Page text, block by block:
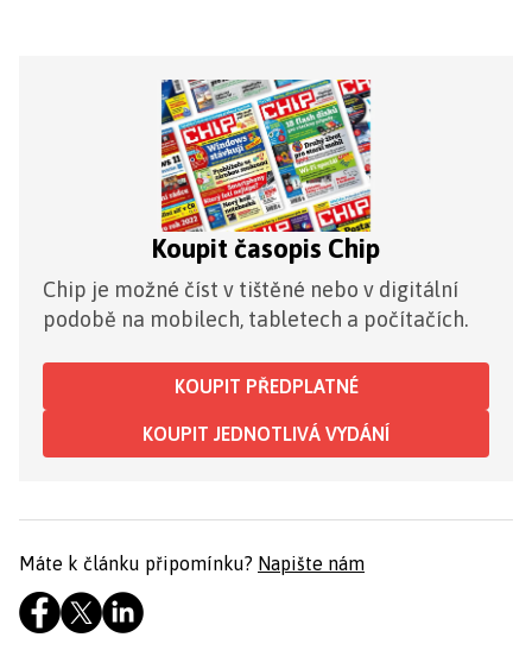
Koupit časopis Chip
Chip je možné číst v tištěné nebo v digitální
podobě na mobilech, tabletech a počítačích.
KOUPIT PŘEDPLATNÉ
KOUPIT JEDNOTLIVÁ VYDÁNÍ
Máte k článku připomínku? Napište nám